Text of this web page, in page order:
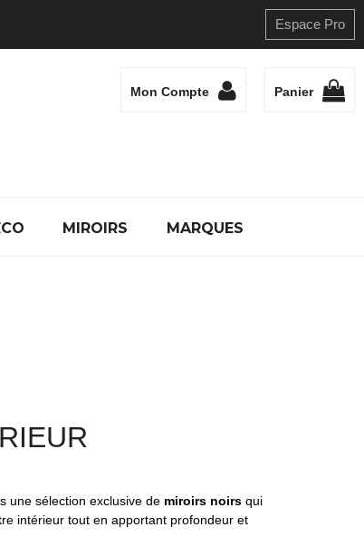
Espace Pro
Mon Compte Panier
MIROIRS MARQUES
une sélection exclusive de miroirs noirs qui
intérieur tout en apportant profondeur et